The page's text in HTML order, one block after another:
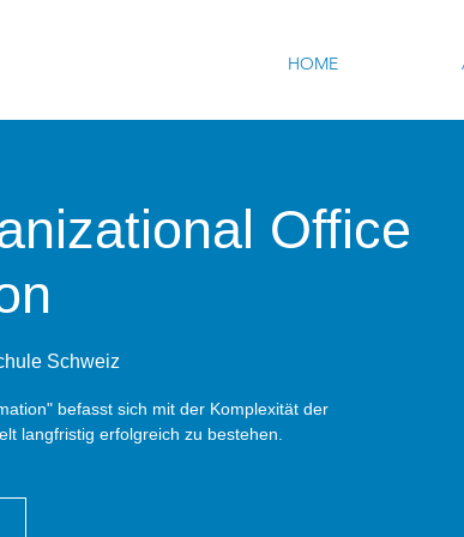
HOME
Office
Schweiz
befasst sich mit der Komplexität der
langfristig erfolgreich zu bestehen.